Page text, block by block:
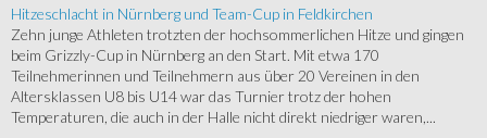
Hitzeschlacht in Nürnberg und Team-Cup in Feldkirchen
Zehn junge Athleten trotzten der hochsommerlichen Hitze und gingen
beim Grizzly-Cup in Nürnberg an den Start. Mit etwa 170
Teilnehmerinnen und Teilnehmern aus über 20 Vereinen in den
Altersklassen U8 bis U14 war das Turnier trotz der hohen
Temperaturen, die auch in der Halle nicht direkt niedriger waren,...